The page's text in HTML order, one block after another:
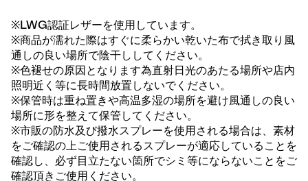
※LWG認証レザーを使用しています。
※商品が濡れた際はすぐに柔らかい乾いた布で拭き取り風
通しの良い場所で陰干ししてください。
※色褪せの原因となります為直射日光のあたる場所や店内
照明近く等に長時間放置しないでください。
※保管時は重ね置きや高温多湿の場所を避け風通しの良い
場所に形を整えて保管してください。
※市販の防水及び撥水スプレーを使用される場合は、素材
をご確認の上ご使用されるスプレーが適応していることを
確認し、必ず目立たない箇所でシミ等にならないことをご
確認頂きご使用ください。